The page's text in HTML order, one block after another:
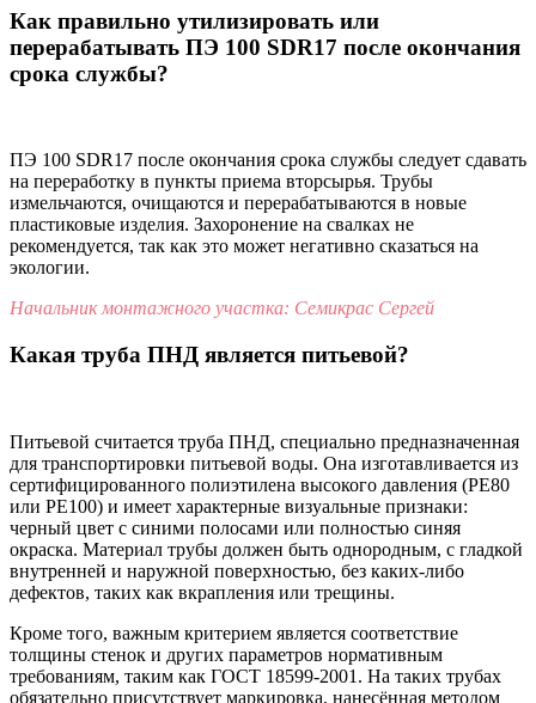
Как правильно утилизировать или
перерабатывать ПЭ 100 SDR17 после окончания
срока службы?
ПЭ 100 SDR17 после окончания срока службы следует сдавать
на переработку в пункты приема вторсырья. Трубы
измельчаются, очищаются и перерабатываются в новые
пластиковые изделия. Захоронение на свалках не
рекомендуется, так как это может негативно сказаться на
экологии.
Начальник монтажного участка: Семикрас Сергей
Какая труба ПНД является питьевой?
Питьевой считается труба ПНД, специально предназначенная
для транспортировки питьевой воды. Она изготавливается из
сертифицированного полиэтилена высокого давления (PE80
или PE100) и имеет характерные визуальные признаки:
черный цвет с синими полосами или полностью синяя
окраска. Материал трубы должен быть однородным, с гладкой
внутренней и наружной поверхностью, без каких-либо
дефектов, таких как вкрапления или трещины.
Кроме того, важным критерием является соответствие
толщины стенок и других параметров нормативным
требованиям, таким как ГОСТ 18599-2001. На таких трубах
обязательно присутствует маркировка, нанесённая методом